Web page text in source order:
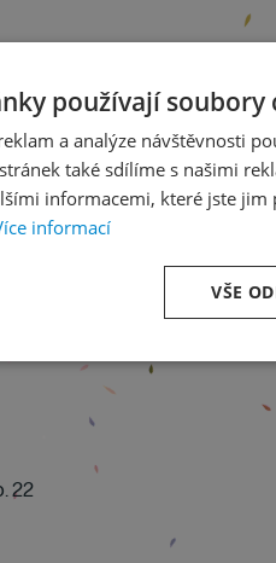
22
používají soubory
a analýze návštěvnosti
také sdílíme s našimi
informacemi, které jste
informací
VŠE